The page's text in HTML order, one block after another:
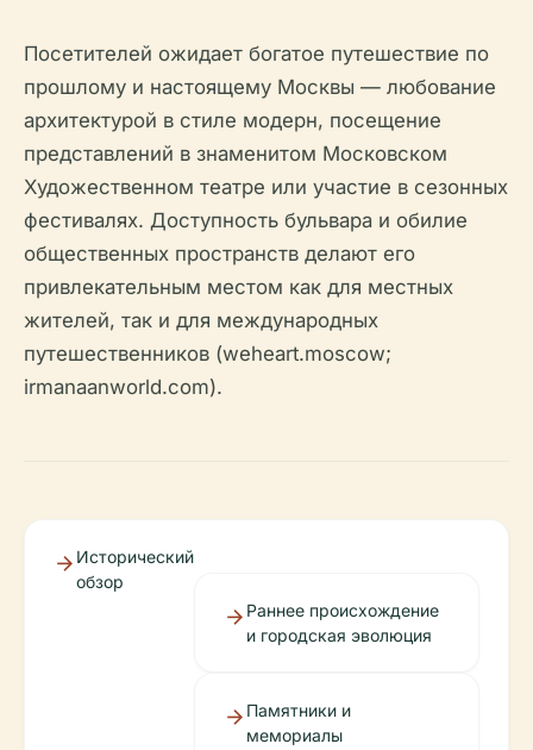
Посетителей ожидает богатое путешествие по
прошлому и настоящему Москвы — любование
архитектурой в стиле модерн, посещение
представлений в знаменитом Московском
Художественном театре или участие в сезонных
фестивалях. Доступность бульвара и обилие
общественных пространств делают его
привлекательным местом как для местных
жителей, так и для международных
путешественников (weheart.moscow;
irmanaanworld.com).
Исторический
обзор
Раннее происхождение
и городская эволюция
Памятники и
мемориалы